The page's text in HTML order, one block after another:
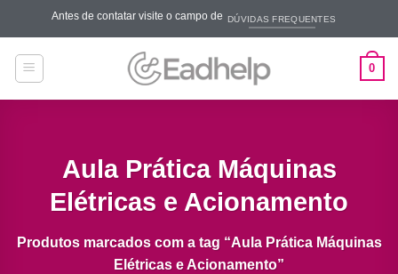
content
Antes de contatar visite o campo de DÚVIDAS FREQUENTES
0
Aula Prática Máquinas
Elétricas e Acionamento
Produtos marcados com a tag “Aula Prática Máquinas
Elétricas e Acionamento”